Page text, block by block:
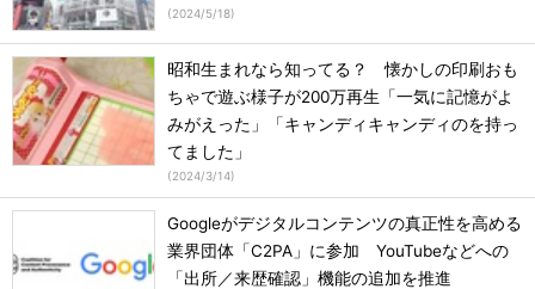
(2024/5/18)
昭和生まれなら知ってる？ 懐かしの印刷おも
ちゃで遊ぶ様子が200万再生「一気に記憶がよ
みがえった」「キャンディキャンディのを持っ
てました」
(2024/3/14)
Googleがデジタルコンテンツの真正性を高める
業界団体「C2PA」に参加 YouTubeなどへの
「出所／来歴確認」機能の追加を推進